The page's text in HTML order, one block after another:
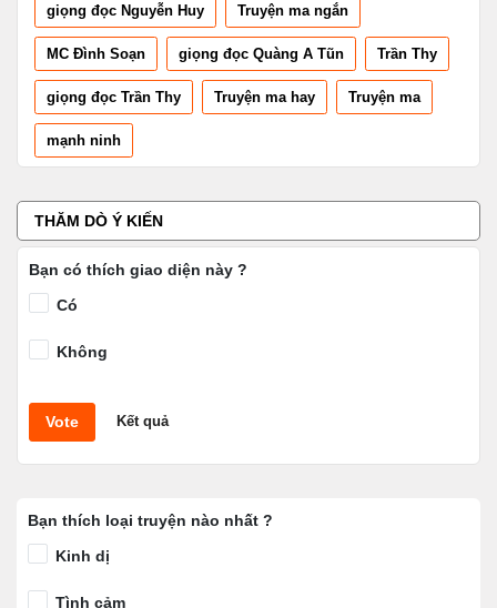
giọng đọc Nguyễn Huy Truyện ma ngắn
MC Đình Soạn giọng đọc Quàng A Tũn Trần Thy
giọng đọc Trần Thy Truyện ma hay Truyện ma
mạnh ninh
THĂM DÒ Ý KIẾN
Bạn có thích giao diện này ?
Có
Không
Vote Kết quả
Bạn thích loại truyện nào nhất ?
Kinh dị
Tình cảm